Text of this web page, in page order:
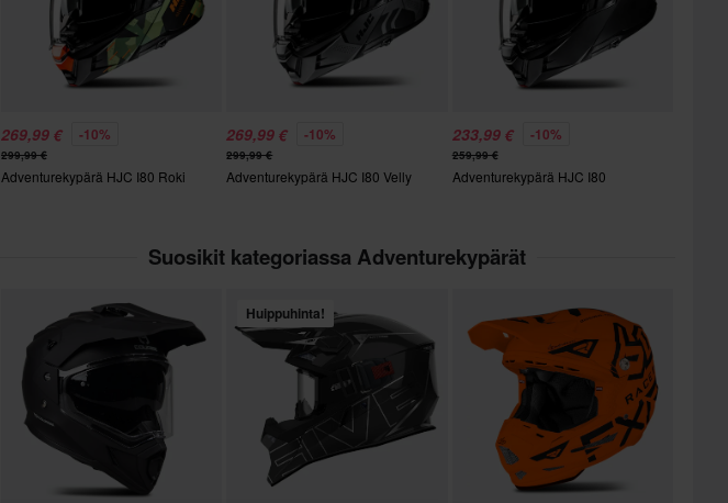
269,99 € -10%
299,99 €
Adventurekypärä HJC I80 Roki
269,99 € -10%
299,99 €
Adventurekypärä HJC I80 Velly
233,99 € -10%
259,99 €
Adventurekypärä HJC I80
Suosikit kategoriassa Adventurekypärät
Huippuhinta!